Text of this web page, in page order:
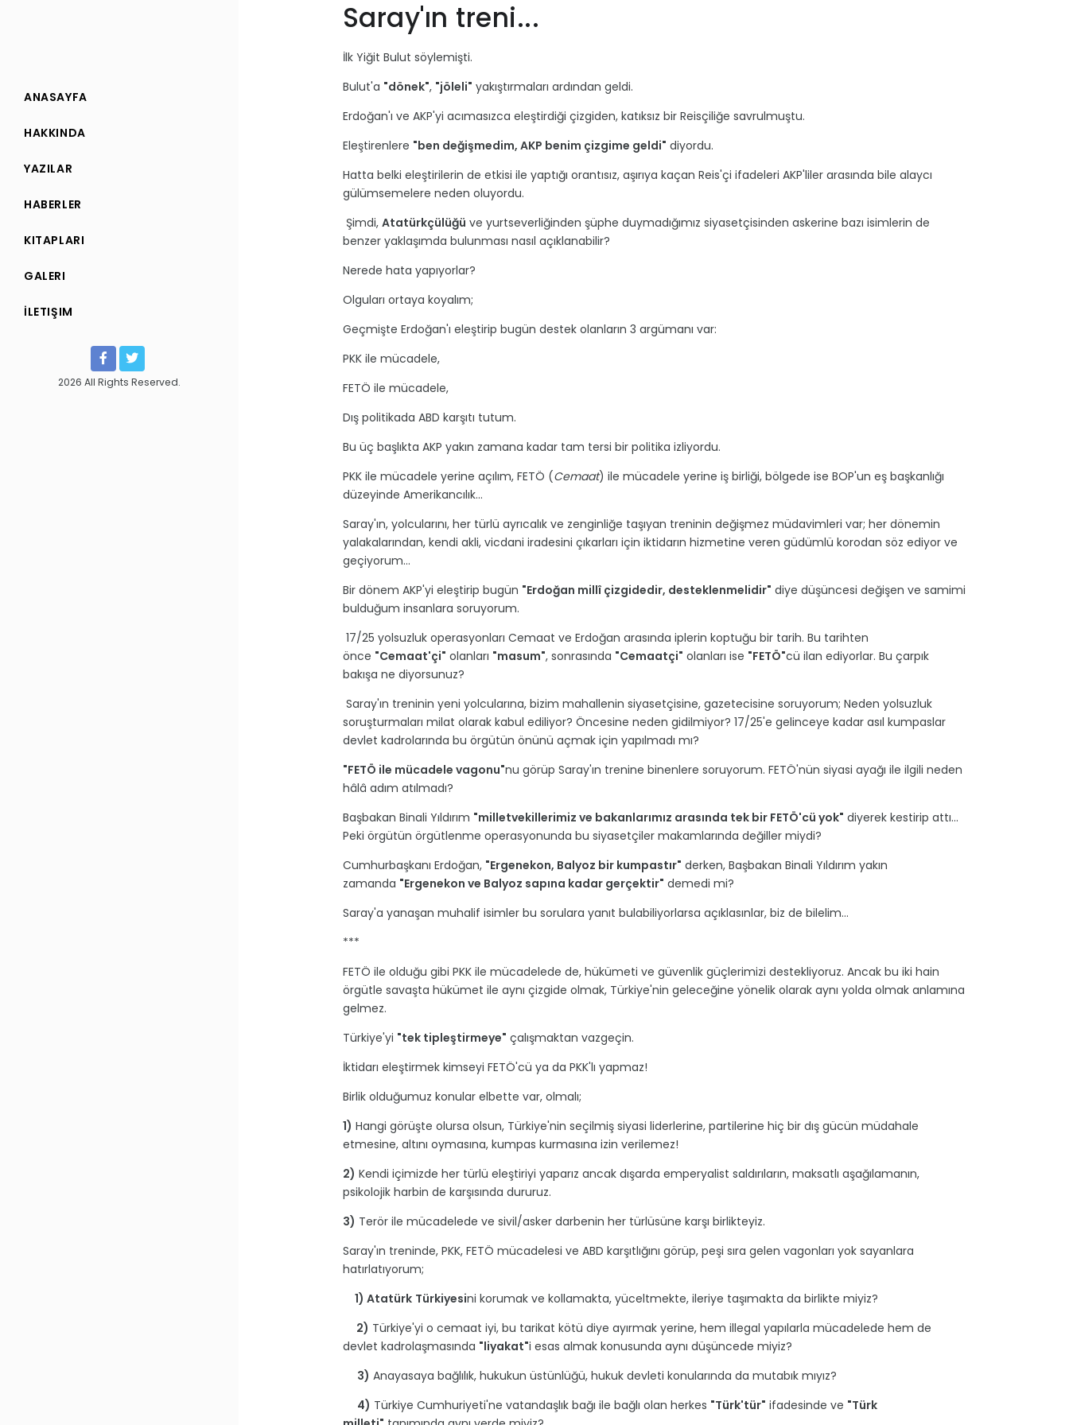
ANASAYFA
HAKKINDA
YAZILAR
HABERLER
KITAPLARI
GALERI
İLETIŞIM
2026 All Rights Reserved.
Saray'ın treni...
İlk Yiğit Bulut söylemişti.
Bulut'a "dönek", "jöleli" yakıştırmaları ardından geldi.
Erdoğan'ı ve AKP'yi acımasızca eleştirdiği çizgiden, katıksız bir Reisçiliğe savrulmuştu.
Eleştirenlere "ben değişmedim, AKP benim çizgime geldi" diyordu.
Hatta belki eleştirilerin de etkisi ile yaptığı orantısız, aşırıya kaçan Reis'çi ifadeleri AKP'liler arasında bile alaycı
gülümsemelere neden oluyordu.
Şimdi, Atatürkçülüğü ve yurtseverliğinden şüphe duymadığımız siyasetçisinden askerine bazı isimlerin de
benzer yaklaşımda bulunması nasıl açıklanabilir?
Nerede hata yapıyorlar?
Olguları ortaya koyalım;
Geçmişte Erdoğan'ı eleştirip bugün destek olanların 3 argümanı var:
PKK ile mücadele,
FETÖ ile mücadele,
Dış politikada ABD karşıtı tutum.
Bu üç başlıkta AKP yakın zamana kadar tam tersi bir politika izliyordu.
PKK ile mücadele yerine açılım, FETÖ (Cemaat) ile mücadele yerine iş birliği, bölgede ise BOP'un eş başkanlığı
düzeyinde Amerikancılık...
Saray'ın, yolcularını, her türlü ayrıcalık ve zenginliğe taşıyan treninin değişmez müdavimleri var; her dönemin
yalakalarından, kendi akli, vicdani iradesini çıkarları için iktidarın hizmetine veren güdümlü korodan söz ediyor ve
geçiyorum...
Bir dönem AKP'yi eleştirip bugün "Erdoğan millî çizgidedir, desteklenmelidir" diye düşüncesi değişen ve samimi
bulduğum insanlara soruyorum.
17/25 yolsuzluk operasyonları Cemaat ve Erdoğan arasında iplerin koptuğu bir tarih. Bu tarihten
önce "Cemaat'çi" olanları "masum", sonrasında "Cemaatçi" olanları ise "FETÖ"cü ilan ediyorlar. Bu çarpık
bakışa ne diyorsunuz?
Saray'ın treninin yeni yolcularına, bizim mahallenin siyasetçisine, gazetecisine soruyorum; Neden yolsuzluk
soruşturmaları milat olarak kabul ediliyor? Öncesine neden gidilmiyor? 17/25'e gelinceye kadar asıl kumpaslar
devlet kadrolarında bu örgütün önünü açmak için yapılmadı mı?
"FETÖ ile mücadele vagonu"nu görüp Saray'ın trenine binenlere soruyorum. FETÖ'nün siyasi ayağı ile ilgili neden
hâlâ adım atılmadı?
Başbakan Binali Yıldırım "milletvekillerimiz ve bakanlarımız arasında tek bir FETÖ'cü yok" diyerek kestirip attı...
Peki örgütün örgütlenme operasyonunda bu siyasetçiler makamlarında değiller miydi?
Cumhurbaşkanı Erdoğan, "Ergenekon, Balyoz bir kumpastır" derken, Başbakan Binali Yıldırım yakın
zamanda "Ergenekon ve Balyoz sapına kadar gerçektir" demedi mi?
Saray'a yanaşan muhalif isimler bu sorulara yanıt bulabiliyorlarsa açıklasınlar, biz de bilelim...
***
FETÖ ile olduğu gibi PKK ile mücadelede de, hükümeti ve güvenlik güçlerimizi destekliyoruz. Ancak bu iki hain
örgütle savaşta hükümet ile aynı çizgide olmak, Türkiye'nin geleceğine yönelik olarak aynı yolda olmak anlamına
gelmez.
Türkiye'yi "tek tipleştirmeye" çalışmaktan vazgeçin.
İktidarı eleştirmek kimseyi FETÖ'cü ya da PKK'lı yapmaz!
Birlik olduğumuz konular elbette var, olmalı;
1) Hangi görüşte olursa olsun, Türkiye'nin seçilmiş siyasi liderlerine, partilerine hiç bir dış gücün müdahale
etmesine, altını oymasına, kumpas kurmasına izin verilemez!
2) Kendi içimizde her türlü eleştiriyi yaparız ancak dışarda emperyalist saldırıların, maksatlı aşağılamanın,
psikolojik harbin de karşısında dururuz.
3) Terör ile mücadelede ve sivil/asker darbenin her türlüsüne karşı birlikteyiz.
Saray'ın treninde, PKK, FETÖ mücadelesi ve ABD karşıtlığını görüp, peşi sıra gelen vagonları yok sayanlara
hatırlatıyorum;
1) Atatürk Türkiyesini korumak ve kollamakta, yüceltmekte, ileriye taşımakta da birlikte miyiz?
2) Türkiye'yi o cemaat iyi, bu tarikat kötü diye ayırmak yerine, hem illegal yapılarla mücadelede hem de
devlet kadrolaşmasında "liyakat"i esas almak konusunda aynı düşüncede miyiz?
3) Anayasaya bağlılık, hukukun üstünlüğü, hukuk devleti konularında da mutabık mıyız?
4) Türkiye Cumhuriyeti'ne vatandaşlık bağı ile bağlı olan herkes "Türk'tür" ifadesinde ve "Türk